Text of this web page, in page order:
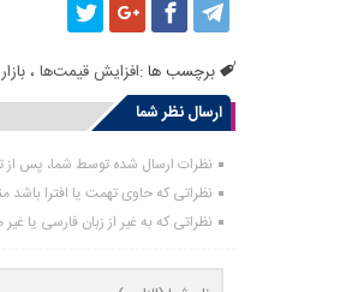
برچسب ها :افزایش قیمت‌ها ،
ارسال نظر شما
نظرات ارسال شده توسط شما، پس
نظراتی که حاوی تهمت یا افترا
نظراتی که به غیر از زبان فارسی یا